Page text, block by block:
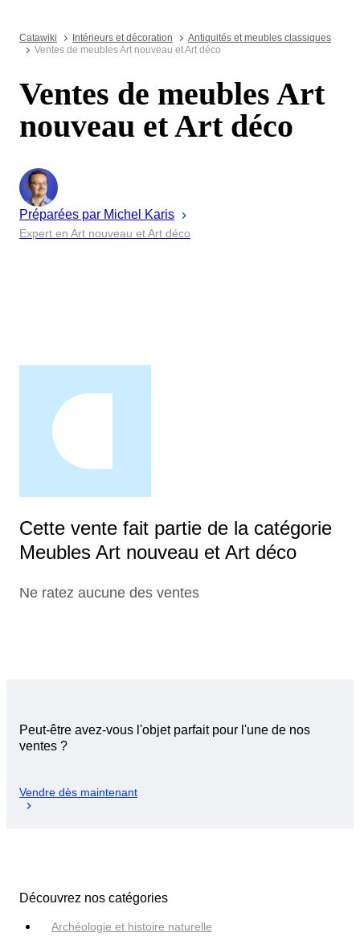
Catawiki Intérieurs et décoration
Antiquités et meubles classiques
Ventes de meubles Art nouveau et Art déco
Ventes de meubles Art
nouveau et Art déco
Préparées par Michel Karis
Expert en Art nouveau et Art déco
Cette vente fait partie de la catégorie
Meubles Art nouveau et Art déco
Ne ratez aucune des ventes
Peut-être avez-vous l'objet parfait pour l'une de nos
ventes ?
Vendre dès maintenant
Découvrez nos catégories
Archéologie et histoire naturelle